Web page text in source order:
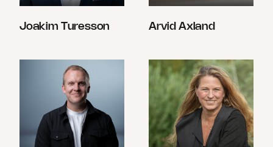
Joakim Turesson Arvid Axland